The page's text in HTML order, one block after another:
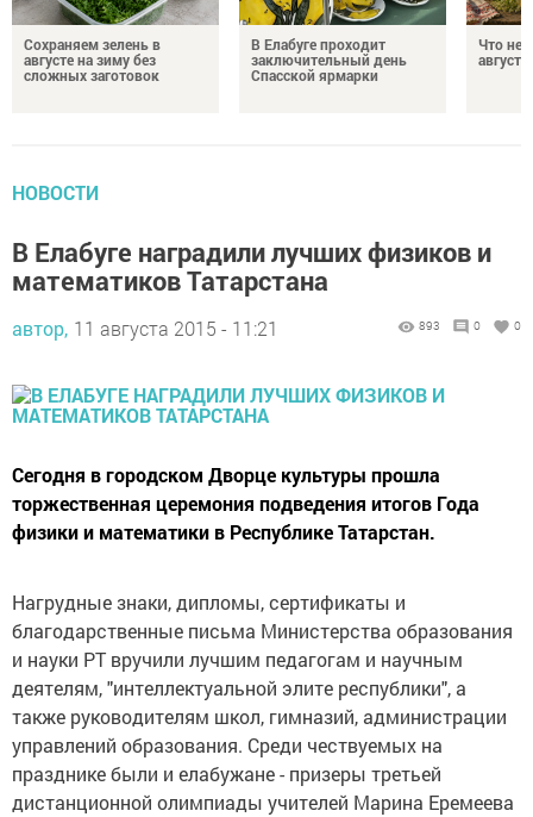
Сохраняем зелень в
августе на зиму без
сложных заготовок
В Елабуге проходит
заключительный день
Спасской ярмарки
Что
НОВОСТИ
В Елабуге наградили лучших физиков и
математиков Татарстана
автор, 11 августа 2015 - 11:21 893 0 0
Сегодня в городском Дворце культуры прошла
торжественная церемония подведения итогов Года
физики и математики в Республике Татарстан.
Нагрудные знаки, дипломы, сертификаты и
благодарственные письма Министерства образования
и науки РТ вручили лучшим педагогам и научным
деятелям, "интеллектуальной элите республики", а
также руководителям школ, гимназий, администрации
управлений образования. Среди чествуемых на
празднике были и елабужане - призеры третьей
дистанционной олимпиады учителей Марина Еремеева